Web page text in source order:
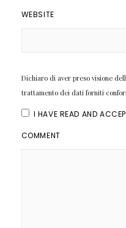
WEBSITE
Dichiaro di aver preso visione
trattamento dei dati forniti
I HAVE READ AND
COMMENT